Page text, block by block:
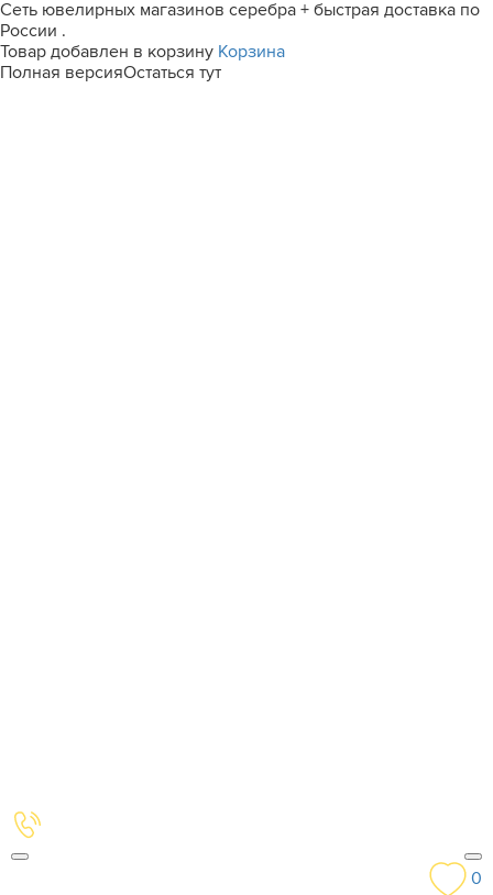
Сеть ювелирных магазинов серебра + быстрая доставка по
России .
Товар добавлен в корзину Корзина
Полная версияОстаться тут
0